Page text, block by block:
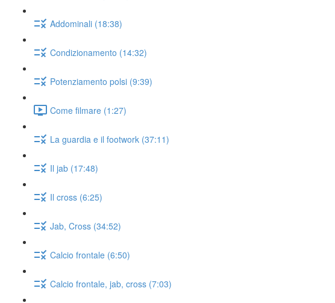
Addominali (18:38)
Condizionamento (14:32)
Potenziamento polsi (9:39)
Come filmare (1:27)
La guardia e il footwork (37:11)
Il jab (17:48)
Il cross (6:25)
Jab, Cross (34:52)
Calcio frontale (6:50)
Calcio frontale, jab, cross (7:03)